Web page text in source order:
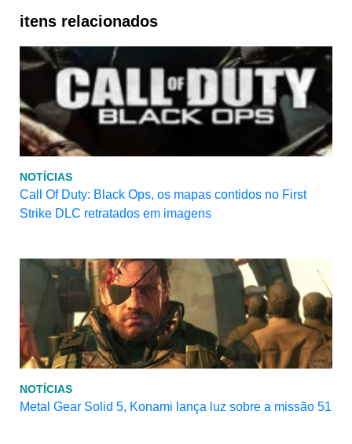
itens relacionados
NOTÍCIAS
Call Of Duty: Black Ops, os mapas contidos no First
Strike DLC retratados em imagens
NOTÍCIAS
Metal Gear Solid 5, Konami lança luz sobre a missão 51